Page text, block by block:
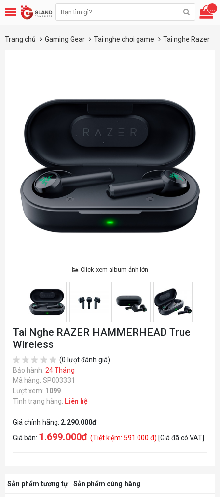
...
Trang chủ Gaming Gear Tai nghe chơi game Tai nghe Razer
Click xem album ảnh lớn
Tai Nghe RAZER HAMMERHEAD True
Wireless
(0 lượt đánh giá)
Bảo hành: 24 Tháng
Mã hàng: SP003331
Lượt xem: 1099
Tình trạng hàng: Liên hệ
Giá chính hãng: 2.290.000đ
Giá bán: 1.699.000đ (Tiết kiệm: 591.000 đ) [Giá đã có VAT]
Sản phẩm tương tự Sản phẩm cùng hãng